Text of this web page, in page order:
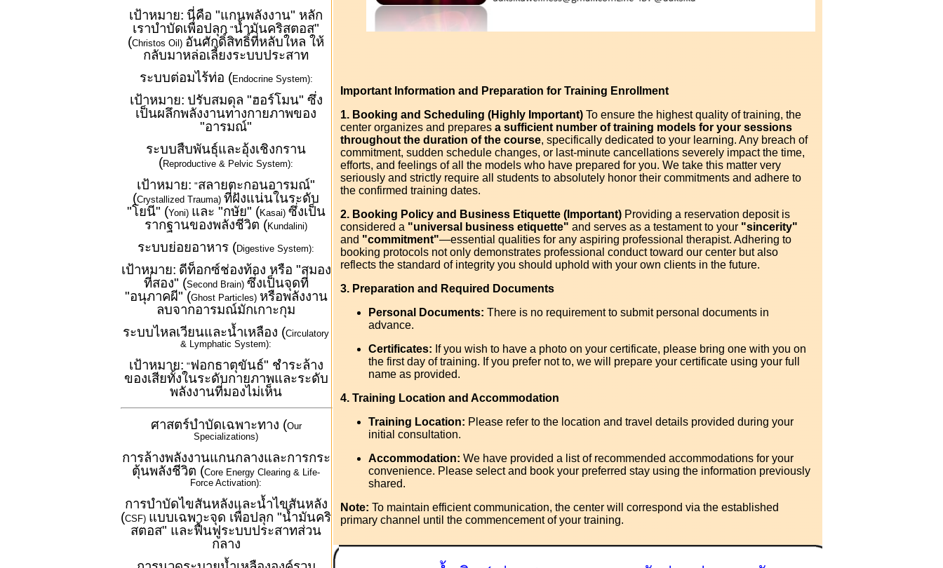
เป้าหมาย: นี่คือ "แกนพลังงาน" หลัก
เราบำบัดเพื่อปลุก "น้ำมันคริสตอส"
(Christos Oil) อันศักดิ์สิทธิ์ที่หลับใหล ให้
กลับมาหล่อเลี้ยงระบบประสาท
ระบบต่อมไร้ท่อ (Endocrine System):
เป้าหมาย: ปรับสมดุล "ฮอร์โมน" ซึ่ง
เป็นผลึกพลังงานทางกายภาพของ
"อารมณ์"
ระบบสืบพันธุ์และอุ้งเชิงกราน
(Reproductive & Pelvic System):
เป้าหมาย: "สลายตะกอนอารมณ์"
(Crystallized Trauma) ที่ฝังแน่นในระดับ
"โยนี" (Yoni) และ "กษัย" (Kasai) ซึ่งเป็น
รากฐานของพลังชีวิต (Kundalini)
ระบบย่อยอาหาร (Digestive System):
เป้าหมาย: ดีท็อกซ์ช่องท้อง หรือ "สมอง
ที่สอง" (Second Brain) ซึ่งเป็นจุดที่
"อนุภาคผี" (Ghost Particles) หรือพลังงาน
ลบจากอารมณ์มักเกาะกุม
ระบบไหลเวียนและน้ำเหลือง (Circulatory
& Lymphatic System):
เป้าหมาย: "ฟอกธาตุขันธ์" ชำระล้าง
ของเสียทั้งในระดับกายภาพและระดับ
พลังงานที่มองไม่เห็น
ศาสตร์บำบัดเฉพาะทาง (Our
Specializations)
การล้างพลังงานแกนกลางและการกระ
ตุ้นพลังชีวิต (Core Energy Clearing & Life-
Force Activation):
การบำบัดไขสันหลังและน้ำไขสันหลัง
(CSF) แบบเฉพาะจุด เพื่อปลุก "น้ำมันคริ
สตอส" และฟื้นฟูระบบประสาทส่วน
กลาง
Important Information and Preparation for Training Enrollment
1. Booking and Scheduling (Highly Important) To ensure the highest quality of training, the
center organizes and prepares a sufficient number of training models for your sessions
throughout the duration of the course, specifically dedicated to your learning. Any breach of
commitment, sudden schedule changes, or last-minute cancellations severely impact the time,
efforts, and feelings of all the models who have prepared for you. We take this matter very
seriously and strictly require all students to absolutely honor their commitments and adhere to
the confirmed training dates.
2. Booking Policy and Business Etiquette (Important) Providing a reservation deposit is
considered a "universal business etiquette" and serves as a testament to your "sincerity"
and "commitment"—essential qualities for any aspiring professional therapist. Adhering to
booking protocols not only demonstrates professional conduct toward our center but also
reflects the standard of integrity you should uphold with your own clients in the future.
3. Preparation and Required Documents
Personal Documents: There is no requirement to submit personal documents in
advance.
Certificates: If you wish to have a photo on your certificate, please bring one with you on
the first day of training. If you prefer not to, we will prepare your certificate using your full
name as provided.
4. Training Location and Accommodation
Training Location: Please refer to the location and travel details provided during your
initial consultation.
Accommodation: We have provided a list of recommended accommodations for your
convenience. Please select and book your preferred stay using the information previously
shared.
Note: To maintain efficient communication, the center will correspond via the established
primary channel until the commencement of your training.